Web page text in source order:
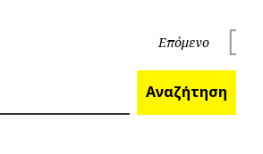
Επόμενο
Αναζήτηση